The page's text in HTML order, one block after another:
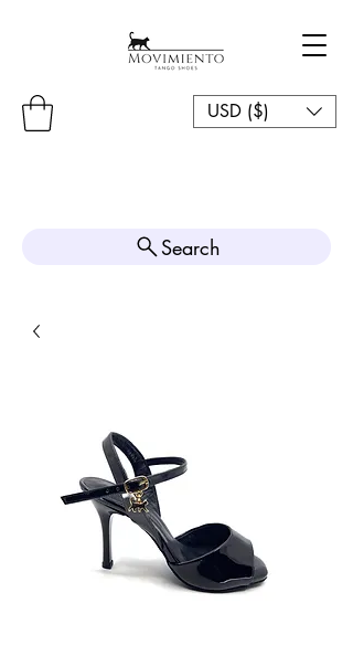
USD ($)
Search